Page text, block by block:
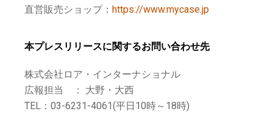
直営販売ショップ： https://www.mycase.jp
本プレスリリースに関するお問い合わせ先
株式会社ロア・インターナショナル
広報担当 ： 大野・大西
TEL：03-6231-4061(平日10時～18時)